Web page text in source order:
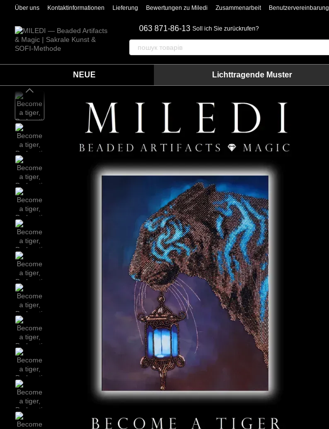
Перейти к основному контенту
Über uns Kontaktinformationen Lieferung Bewertungen zu Miledi Zusammenarbeit Benutzervereinbarung
063 871-86-13 Soll ich Sie zurückrufen?
NEUE Lichttragende Muster